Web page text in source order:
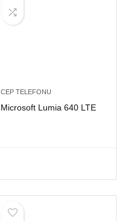
CEP TELEFONU
Microsoft Lumia 640 LTE